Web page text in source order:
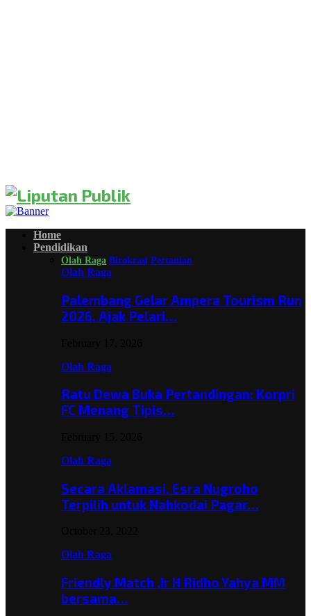
Home
Pendidikan
Olah Raga Birokrasi Pertanian
Olah Raga
Palembang Gelar Ampera Tourism Run
2026, Ajak Pelari…
Olah Raga
Ratu Dewa Buka Pertandingan: Korpri
FC Menang Tipis…
Olah Raga
Secara Aklamasi, Esra Nugroho
Terpilih untuk Nahkodai Pagar…
Olah Raga
Friendly Match ,Ir H Ridho Yahya MM
bersama…